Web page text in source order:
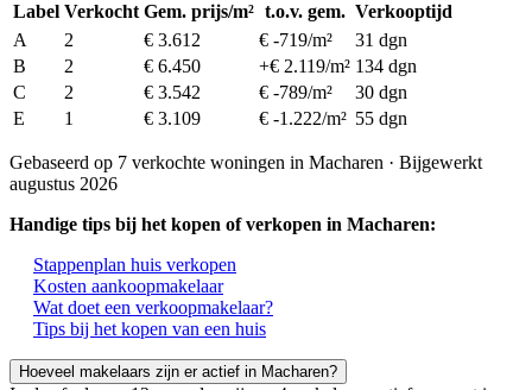
Label Verkocht Gem. prijs/m² t.o.v. gem. Verkooptijd
A
2 € 3.612 € -719/m²
31 dgn
B
2 € 6.450 +€ 2.119/m² 134 dgn
C
2 € 3.542 € -789/m²
30 dgn
E
1 € 3.109 € -1.222/m² 55 dgn
Gebaseerd op 7 verkochte woningen in Macharen · Bijgewerkt
augustus 2026
Handige tips bij het kopen of verkopen in Macharen:
Stappenplan huis verkopen
Kosten aankoopmakelaar
Wat doet een verkoopmakelaar?
Tips bij het kopen van een huis
Hoeveel makelaars zijn er actief in Macharen?